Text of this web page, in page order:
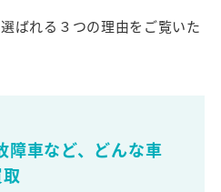
ばれる３つの理由をご覧いた
障車など、どんな車